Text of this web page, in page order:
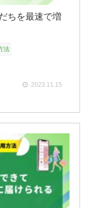
ちを最速で増
法
2023.11.15